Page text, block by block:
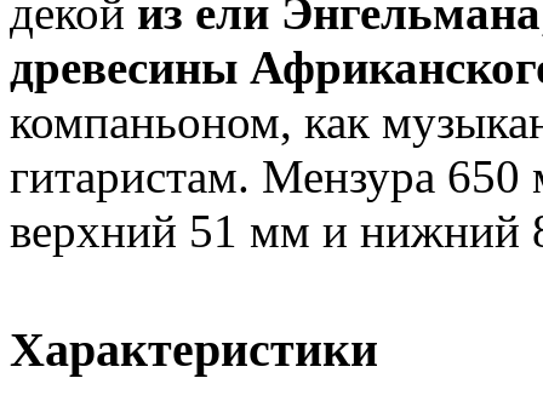
декой из ели Энгельмана
древесины
компаньоном, как
гитаристам. Мензура
верхний 51 мм и нижний
Характеристики